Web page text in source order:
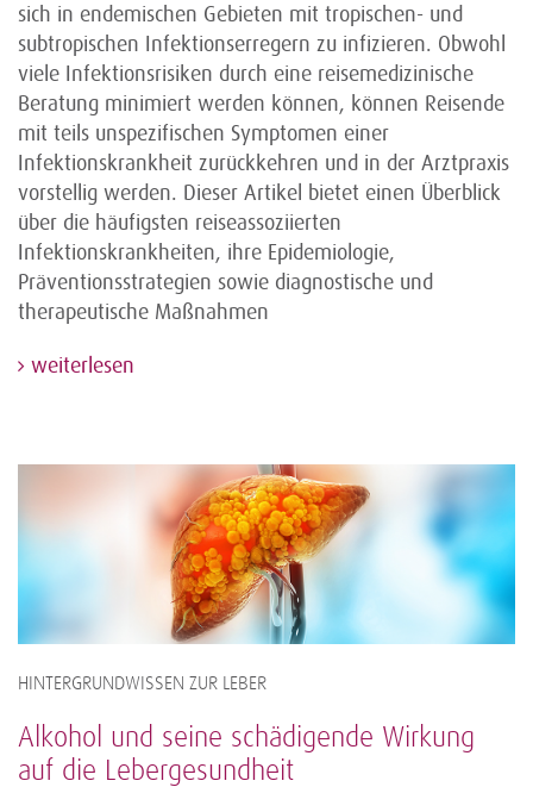
sich in endemischen Gebieten mit tropischen- und
subtropischen Infektionserregern zu infizieren. Obwohl
viele Infektionsrisiken durch eine reisemedizinische
Beratung minimiert werden können, können Reisende
mit teils unspezifischen Symptomen einer
Infektionskrankheit zurückkehren und in der Arztpraxis
vorstellig werden. Dieser Artikel bietet einen Überblick
über die häufigsten reiseassoziierten
Infektionskrankheiten, ihre Epidemiologie,
Präventionsstrategien sowie diagnostische und
therapeutische Maßnahmen
weiterlesen
HINTERGRUNDWISSEN ZUR LEBER
Alkohol und seine schädigende Wirkung
auf die Lebergesundheit